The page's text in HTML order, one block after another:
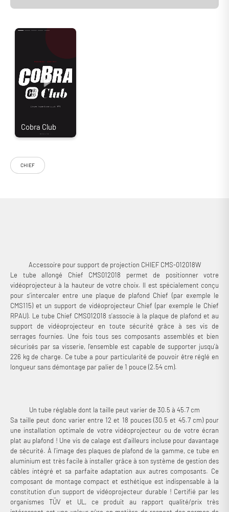
CHIEF
Accessoire pour support de projection CHIEF CMS-012018W
Le tube allongé Chief CMS012018 permet de positionner votre
vidéoprojecteur à la hauteur de votre choix. Il est spécialement conçu
pour s’intercaler entre une plaque de plafond Chief (par exemple le
CMS115) et un support de vidéoprojecteur Chief (par exemple le Chief
RPAU). Le tube Chief CMS012018 s’associe à la plaque de plafond et au
support de vidéoprojecteur en toute sécurité grâce à ses vis de
serrages fournies. Une fois tous ses composants assemblés et bien
sécurisés par sa visserie, l’ensemble est capable de supporter jusqu’à
226 kg de charge. Ce tube a pour particularité de pouvoir être réglé en
longueur sans démontage par palier de 1 pouce (2.54 cm).
Un tube réglable dont la taille peut varier de 30.5 à 45.7 cm
Sa taille peut donc varier entre 12 et 18 pouces (30.5 et 45.7 cm) pour
une installation optimale de votre vidéoprojecteur ou de votre écran
plat au plafond ! Une vis de calage est d’ailleurs incluse pour davantage
de sécurité. À l’image des plaques de plafond de la gamme, ce tube en
aluminium est très facile à installer grâce à son système de gestion des
câbles intégré et sa parfaite adaptation aux autres composants. Ce
composant de montage compact et esthétique est indispensable à la
constitution d’un support de vidéoprojecteur durable ! Certifié par les
organismes TÜV et UL, ce produit au rapport qualité/prix très